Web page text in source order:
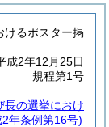
けるポスター掲
成2年12月25日
規程第1号
長の選挙におけ
年条例第16号)